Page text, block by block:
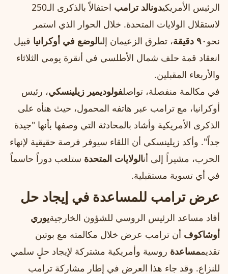
الرئيس الأمريكيدونالد ترامب
احتفالاً بالذكرى الـ250
لاستقلال الولايات المتحدة. خلال الحوار الذي استمر
نحو٩٠ دقيقة ، تطرق الزعيمان إلىالوضع في أوكرانيا قبيل
انعقاد قمة حلف شمال الأطلسي في أنقرة يومي الثلاثاء
والأربعاء المقبلين.
في مكالمة منفصلة، تواصلفولوديمير زيلينسكي، رئيس
أوكرانيا، مع ترامب عبر هاتفه المحمول، حيث هنأه على
الذكرى الأمريكية وأشاد بالمحادثة التي وصفها بأنها "جيدة
جداً". وأكد زيلينسكي أن اللقاء سيوفر فرصة حقيقية لإنهاء
الحرب، مشيراً إلى أنالولايات المتحدة ستلعب دوراً حاسماً
في أي تسوية مستقبلية.
عرض ترامب للمساعدة في إيجاد حل
أفاد مساعد الرئيس الروسي للشؤون الخارجيةيوري
أوشاكوف أن ترامب عرض خلال مكالمته مع بوتين
تقديممساعدة روسية وأمريكية مشتركة لإيجاد حلٍ سلمي
للنزاع. وقد جاء هذا العرض في إطار مشاركة ترامب